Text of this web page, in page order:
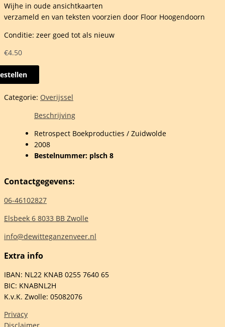
Wijhe in oude ansichtkaarten
verzameld en van teksten voorzien door Floor Hoogendoorn
Conditie: zeer goed tot als nieuw
€4.50
Categorie: Overijssel
Beschrijving
Retrospect Boekproducties / Zuidwolde
2008
Bestelnummer: plsch 8
Contactgegevens:
06-46102827
Elsbeek 6 8033 BB Zwolle
info@dewitteganzenveer.nl
Extra info
IBAN: NL22 KNAB 0255 7640 65
BIC: KNABNL2H
K.v.K. Zwolle: 05082076
Privacy